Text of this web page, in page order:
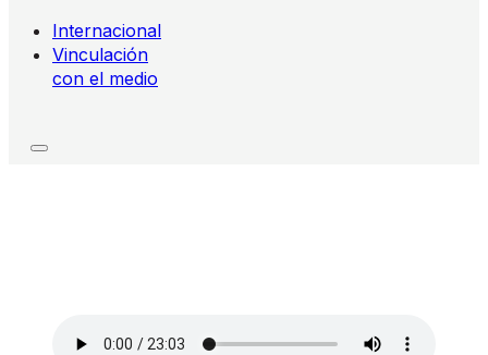
Internacional
Vinculación
con el medio